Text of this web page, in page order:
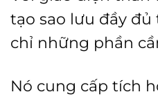
tạo sao lưu đầy
chỉ những phần
Nó cung cấp tích